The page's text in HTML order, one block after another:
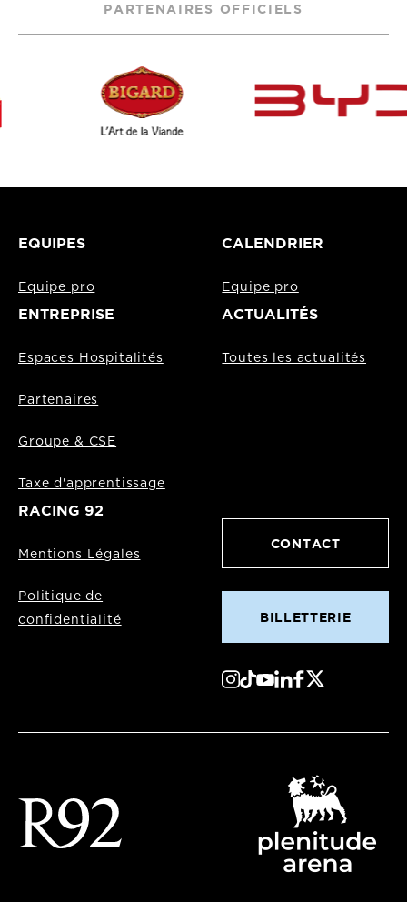
PARTENAIRES OFFICIELS
EQUIPES
Equipe pro
CALENDRIER
Equipe pro
ENTREPRISE
Espaces Hospitalités
Partenaires
Groupe & CSE
Taxe d'apprentissage
ACTUALITÉS
Toutes les actualités
RACING 92
Mentions Légales
Politique de
confidentialité
CONTACT
BILLETTERIE